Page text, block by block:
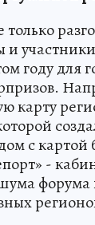
и
году для
карту
с картой
-
форума